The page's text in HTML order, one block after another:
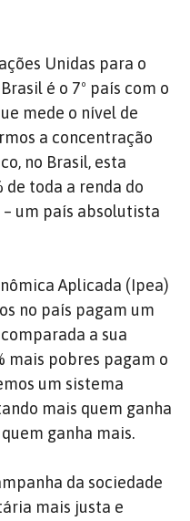
Unidas para o
é o 7º país com o
mede o nível de
a concentração
no Brasil, esta
de toda a renda do
um país absolutista
Aplicada (Ipea)
no país pagam um
a sua
mais pobres pagam o
um sistema
mais quem ganha
ganha mais.
da sociedade
mais justa e